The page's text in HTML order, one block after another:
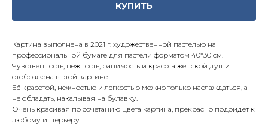
КУПИТЬ
Картина выполнена в 2021 г. художественной пастелью на
профессиональной бумаге для пастели форматом 40*30 см.
Чувственность, нежность, ранимость и красота женской души
отображена в этой картине.
Её красотой, нежностью и легкостью можно только наслаждаться, а
не обладать, накалывая на булавку.
Очень красивая по сочетанию цвета картина, прекрасно подойдет к
любому интерьеру.